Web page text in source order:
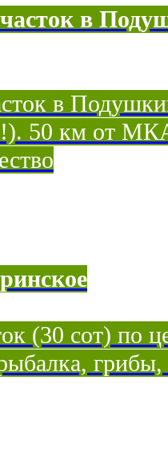
в
в
50 км от
(30 сот) по
грибы,